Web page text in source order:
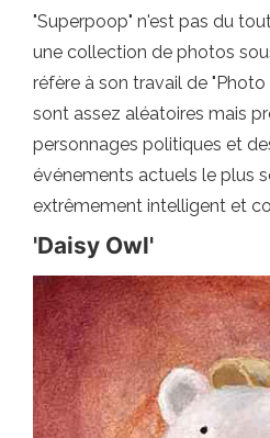
"Superpoop" n'est pas du
une collection de photos
réfère à son travail de
sont assez aléatoires mais
personnages politiques et
événements actuels le plus
extrêmement intelligent et
'Daisy Owl'